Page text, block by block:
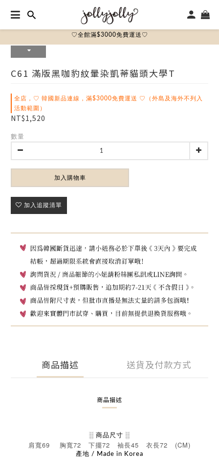
♡全館滿$3000免費運送♡
C61 滿版黑咖豹紋暈染凱蒂貓頭大學T
全店，♡ 韓國新品連線，滿$3000免費運送 ♡（外島及海外不列入
活動範圍）
NT$1,520
數量
加入購物車
加入追蹤清單
商品描述 送貨及付款方式
商品描述
░ 商品尺寸 ░
肩寬69 胸寬72 下擺72 袖長45 衣長72 (CM)
產地 / Made in Korea